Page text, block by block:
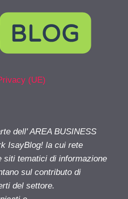
(UE)
dell' AREA BUSINESS
IsayBlog! la cui rete
siti tematici di informazione
sul contributo di
del settore.